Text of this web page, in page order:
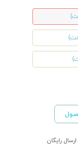
رایگان